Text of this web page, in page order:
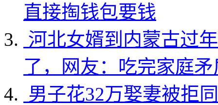
直接掏钱包要钱
河北女婿到内蒙古过
了，网友：吃完家庭
男子花32万娶妻被拒